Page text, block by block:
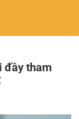
đầy tham